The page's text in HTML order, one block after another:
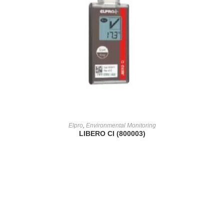
READ MORE
Elpro, Environmental Monitoring
LIBERO CI (800003)